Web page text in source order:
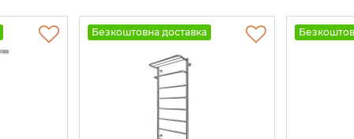
Безкоштовна доставка